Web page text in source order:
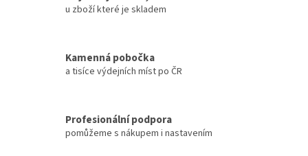
u zboží které je skladem
Kamenná pobočka
a tisíce výdejních míst po ČR
Profesionální podpora
pomůžeme s nákupem i nastavením